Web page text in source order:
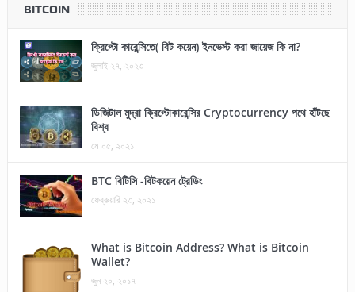
BITCOIN
ক্রিপ্টো কারেন্সিতে( বিট কয়েন) ইনভেস্ট করা জায়েজ কি না?
জুলাই ২৭, ২০২৩
ডিজিটাল মুদ্রা ক্রিপ্টোকারেন্সির Cryptocurrency পথে হাঁটছে
বিশ্ব
মে ০৫, ২০২১
BTC বিটিসি -বিটকয়েন ট্রেডিং
ফেব্রুয়ারি ২৩, ২০২১
What is Bitcoin Address? What is Bitcoin
Wallet?
জুন ২০, ২০১৭